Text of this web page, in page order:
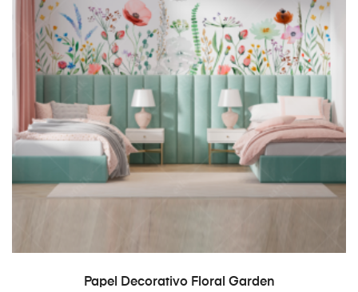
READ MORE
Papel Decorativo Floral Garden